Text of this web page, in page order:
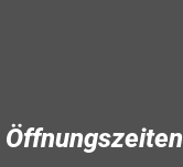
Öffnungszeiten